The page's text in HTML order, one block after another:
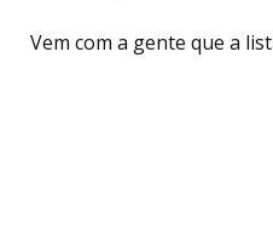
Vem com a gente que a